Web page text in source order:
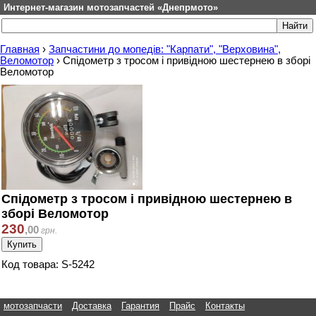
Интернет-магазин мотозапчастей «Днепрмото»
Главная › Запчастини до мопедів: "Карпати", "Верховина",
Веломотор › Спідометр з тросом і привідною шестернею в зборі
Веломотор
Спідометр з тросом і привідною шестернею в
зборі Веломотор
230,00 грн.
Код товара: S-5242
мотозапчасти Доставка Гарантия Прайс
Контакты